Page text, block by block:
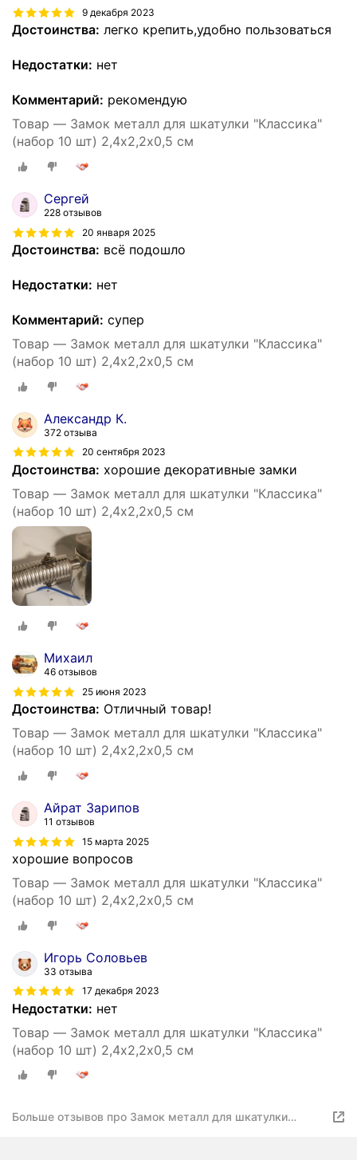
9 декабря 2023
Достоинства: легко крепить,удобно пользоваться
Недостатки: нет
Комментарий: рекомендую
Товар — Замок металл для шкатулки "Классика"
(набор 10 шт) 2,4х2,2х0,5 см
Сергей
228 отзывов
20 января 2025
Достоинства: всё подошло
Недостатки: нет
Комментарий: супер
Товар — Замок металл для шкатулки "Классика"
(набор 10 шт) 2,4х2,2х0,5 см
Александр К.
372 отзыва
20 сентября 2023
Достоинства: хорошие декоративные замки
Товар — Замок металл для шкатулки "Классика"
(набор 10 шт) 2,4х2,2х0,5 см
Михаил
46 отзывов
25 июня 2023
Достоинства: Отличный товар!
Товар — Замок металл для шкатулки "Классика"
(набор 10 шт) 2,4х2,2х0,5 см
Айрат Зарипов
11 отзывов
15 марта 2025
хорошие вопросов
Товар — Замок металл для шкатулки "Классика"
(набор 10 шт) 2,4х2,2х0,5 см
Игорь Соловьев
33 отзыва
17 декабря 2023
Недостатки: нет
Товар — Замок металл для шкатулки "Классика"
(набор 10 шт) 2,4х2,2х0,5 см
Больше отзывов про Замок металл для шкатулки